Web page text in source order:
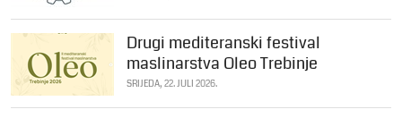
Drugi mediteranski festival
maslinarstva Oleo Trebinje
SRIJEDA, 22. JULI 2026.